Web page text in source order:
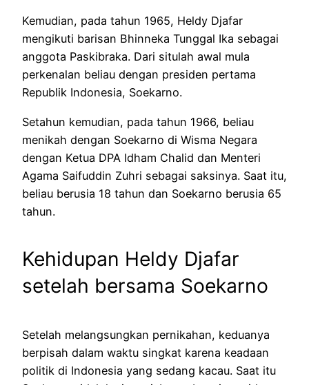
Kemudian, pada tahun 1965, Heldy Djafar
mengikuti barisan Bhinneka Tunggal Ika sebagai
anggota Paskibraka. Dari situlah awal mula
perkenalan beliau dengan presiden pertama
Republik Indonesia, Soekarno.
Setahun kemudian, pada tahun 1966, beliau
menikah dengan Soekarno di Wisma Negara
dengan Ketua DPA Idham Chalid dan Menteri
Agama Saifuddin Zuhri sebagai saksinya. Saat itu,
beliau berusia 18 tahun dan Soekarno berusia 65
tahun.
Kehidupan Heldy Djafar
setelah bersama Soekarno
Setelah melangsungkan pernikahan, keduanya
berpisah dalam waktu singkat karena keadaan
politik di Indonesia yang sedang kacau. Saat itu